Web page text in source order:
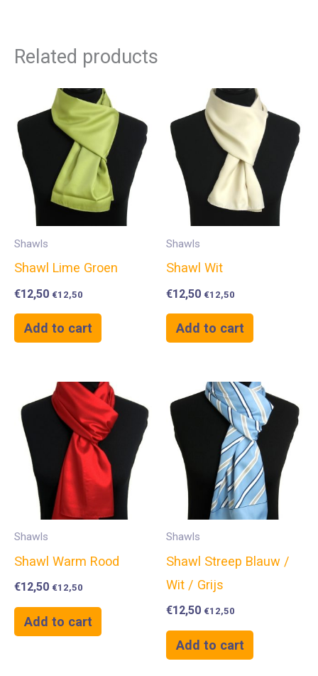
Related products
Shawls
Shawl Lime Groen
€12,50 €12,50
Add to cart
Shawls
Shawl Wit
€12,50 €12,50
Add to cart
Shawls
Shawl Warm Rood
€12,50 €12,50
Add to cart
Shawls
Shawl Streep Blauw /
Wit / Grijs
€12,50 €12,50
Add to cart